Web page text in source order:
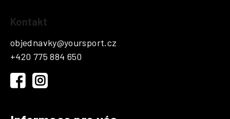
Kontakt
objednavky@yoursport.cz
+420 775 884 650